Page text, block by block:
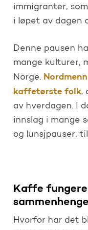
immigranter,
i løpet av dagen
Denne pausen
mange kulturer,
Norge.
kaffetørste folk,
av hverdagen. I
innslag i mange
og lunsjpauser,
Kaffe
Hvorfor har det